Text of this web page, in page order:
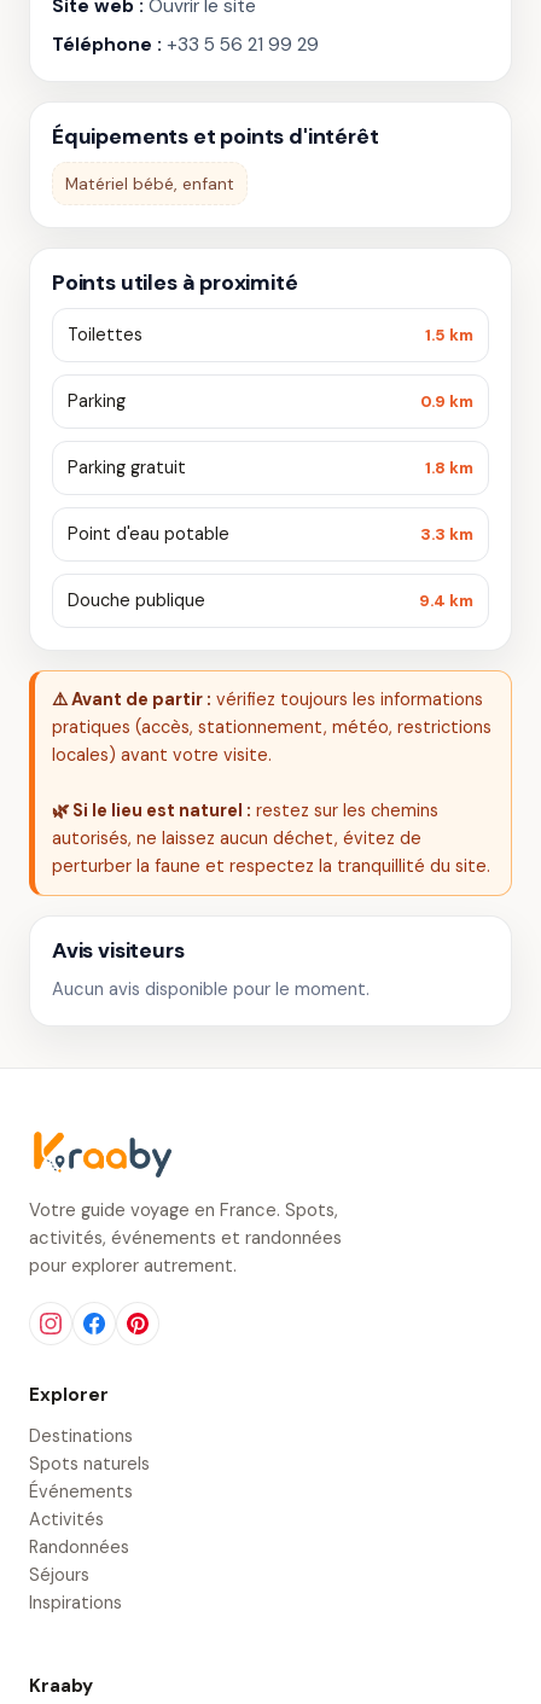
Site web : Ouvrir le site
Téléphone : +33 5 56 21 99 29
Équipements et points d'intérêt
Matériel bébé, enfant
Points utiles à proximité
Toilettes 1.5 km
Parking 0.9 km
Parking gratuit 1.8 km
Point d'eau potable 3.3 km
Douche publique 9.4 km
⚠️ Avant de partir : vérifiez toujours les informations
pratiques (accès, stationnement, météo, restrictions
locales) avant votre visite.
🌿 Si le lieu est naturel : restez sur les chemins
autorisés, ne laissez aucun déchet, évitez de
perturber la faune et respectez la tranquillité du site.
Avis visiteurs
Aucun avis disponible pour le moment.
Votre guide voyage en France. Spots,
activités, événements et randonnées
pour explorer autrement.
Explorer
Destinations
Spots naturels
Événements
Activités
Randonnées
Séjours
Inspirations
Kraaby